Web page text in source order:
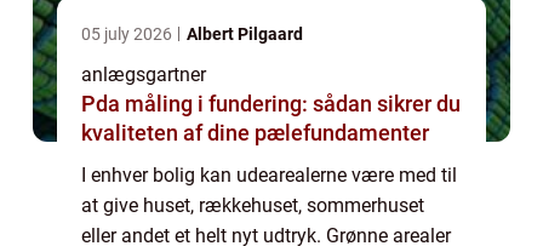
05 july 2026 Albert Pilgaard
anlægsgartner
Pda måling i fundering: sådan sikrer du
kvaliteten af dine pælefundamenter
I enhver bolig kan udearealerne være med til
at give huset, rækkehuset, sommerhuset
eller andet et helt nyt udtryk. Grønne arealer